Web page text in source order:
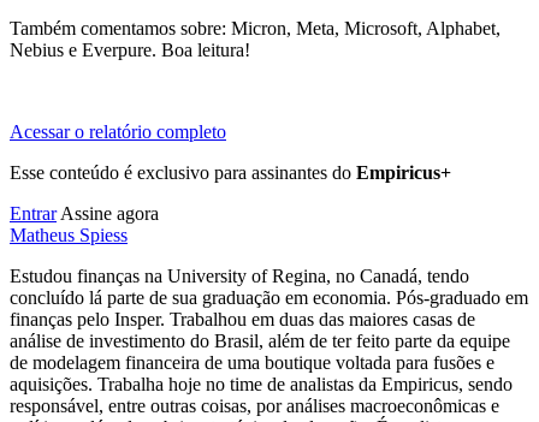
Também comentamos sobre: Micron, Meta, Microsoft, Alphabet,
Nebius e Everpure. Boa leitura!
Acessar o relatório completo
Esse conteúdo é exclusivo para assinantes do Empiricus+
Entrar Assine agora
Matheus Spiess
Estudou finanças na University of Regina, no Canadá, tendo
concluído lá parte de sua graduação em economia. Pós-graduado em
finanças pelo Insper. Trabalhou em duas das maiores casas de
análise de investimento do Brasil, além de ter feito parte da equipe
de modelagem financeira de uma boutique voltada para fusões e
aquisições. Trabalha hoje no time de analistas da Empiricus, sendo
responsável, entre outras coisas, por análises macroeconômicas e